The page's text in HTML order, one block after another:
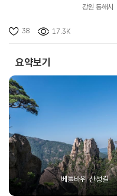
강원 동해시
38 17.3K
요약보기
베틀바위 산성길